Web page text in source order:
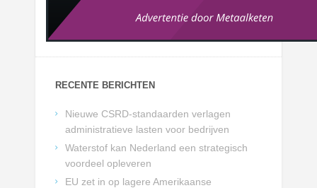
RECENTE BERICHTEN
Nieuwe CSRD-standaarden verlagen
administratieve lasten voor bedrijven
Waterstof kan Nederland een strategisch
voordeel opleveren
EU zet in op lagere Amerikaanse